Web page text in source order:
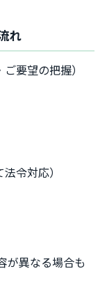
れ
要望の把握）
令対応）
が異なる場合も